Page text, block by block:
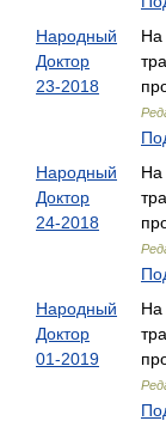
Народный
Доктор
23-2018
На
Народный
Доктор
24-2018
На
Народный
Доктор
01-2019
На